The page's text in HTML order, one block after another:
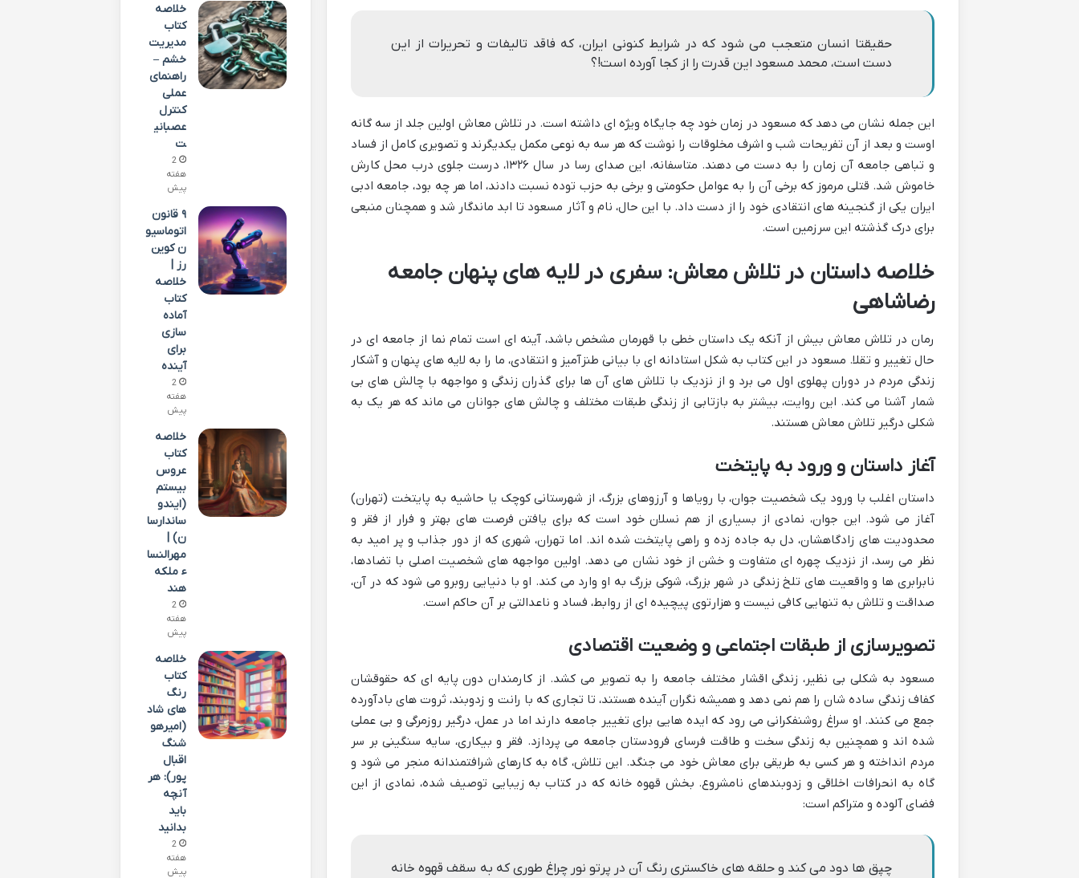
حقیقتا انسان متعجب می شود که در شرایط کنونی ایران، که فاقد تالیفات و تحریرات از این
دست است، محمد مسعود این قدرت را از کجا آورده است!؟
این جمله نشان می دهد که مسعود در زمان خود چه جایگاه ویژه ای داشته است. در تلاش معاش اولین جلد از سه گانه
اوست و بعد از آن تفریحات شب و اشرف مخلوقات را نوشت که هر سه به نوعی مکمل یکدیگرند و تصویری کامل از فساد
و تباهی جامعه آن زمان را به دست می دهند. متاسفانه، این صدای رسا در سال ۱۳۲۶، درست جلوی درب محل کارش
خاموش شد. قتلی مرموز که برخی آن را به عوامل حکومتی و برخی به حزب توده نسبت دادند، اما هر چه بود، جامعه ادبی
ایران یکی از گنجینه های انتقادی خود را از دست داد. با این حال، نام و آثار مسعود تا ابد ماندگار شد و همچنان منبعی
برای درک گذشته این سرزمین است.
خلاصه داستان در تلاش معاش: سفری در لایه های پنهان جامعه
رضاشاهی
رمان در تلاش معاش بیش از آنکه یک داستان خطی با قهرمان مشخص باشد، آینه ای است تمام نما از جامعه ای در
حال تغییر و تقلا. مسعود در این کتاب به شکل استادانه ای با بیانی طنزآمیز و انتقادی، ما را به لایه های پنهان و آشکار
زندگی مردم در دوران پهلوی اول می برد و از نزدیک با تلاش های آن ها برای گذران زندگی و مواجهه با چالش های بی
شمار آشنا می کند. این روایت، بیشتر به بازتابی از زندگی طبقات مختلف و چالش های جوانان می ماند که هر یک به
شکلی درگیر تلاش معاش هستند.
آغاز داستان و ورود به پایتخت
داستان اغلب با ورود یک شخصیت جوان، با رویاها و آرزوهای بزرگ، از شهرستانی کوچک یا حاشیه به پایتخت (تهران)
آغاز می شود. این جوان، نمادی از بسیاری از هم نسلان خود است که برای یافتن فرصت های بهتر و فرار از فقر و
محدودیت های زادگاهشان، دل به جاده زده و راهی پایتخت شده اند. اما تهران، شهری که از دور جذاب و پر امید به
نظر می رسد، از نزدیک چهره ای متفاوت و خشن از خود نشان می دهد. اولین مواجهه های شخصیت اصلی با تضادها،
نابرابری ها و واقعیت های تلخ زندگی در شهر بزرگ، شوکی بزرگ به او وارد می کند. او با دنیایی روبرو می شود که در آن،
صداقت و تلاش به تنهایی کافی نیست و هزارتوی پیچیده ای از روابط، فساد و ناعدالتی بر آن حاکم است.
تصویرسازی از طبقات اجتماعی و وضعیت اقتصادی
مسعود به شکلی بی نظیر، زندگی اقشار مختلف جامعه را به تصویر می کشد. از کارمندان دون پایه ای که حقوقشان
کفاف زندگی ساده شان را هم نمی دهد و همیشه نگران آینده هستند، تا تجاری که با رانت و زدوبند، ثروت های بادآورده
جمع می کنند. او سراغ روشنفکرانی می رود که ایده هایی برای تغییر جامعه دارند اما در عمل، درگیر روزمرگی و بی عملی
شده اند و همچنین به زندگی سخت و طاقت فرسای فرودستان جامعه می پردازد. فقر و بیکاری، سایه سنگینی بر سر
مردم انداخته و هر کسی به طریقی برای معاش خود می جنگد. این تلاش، گاه به کارهای شرافتمندانه منجر می شود و
گاه به انحرافات اخلاقی و زدوبندهای نامشروع. بخش قهوه خانه که در کتاب به زیبایی توصیف شده، نمادی از این
فضای آلوده و متراکم است:
چپق ها دود می کند و حلقه های خاکستری رنگ آن در پرتو نور چراغ طوری که به سقف قهوه خانه
خلاصه
کتاب
مدیریت
خشم –
راهنمای
عملی
کنترل
عصبانی
ت
2
هفته
پیش
۹ قانون
اتوماسیو
ن کوین
رز |
خلاصه
کتاب
آماده
سازی
برای
آینده
2
هفته
پیش
خلاصه
کتاب
عروس
بیستم
(ایندو
ساندارسا
ن) |
مهرالنسا
ء ملکه
هند
2
هفته
پیش
خلاصه
کتاب
رنگ
های شاد
(امیرهو
شنگ
اقبال
پور): هر
آنچه
باید
بدانید
2
هفته
پیش